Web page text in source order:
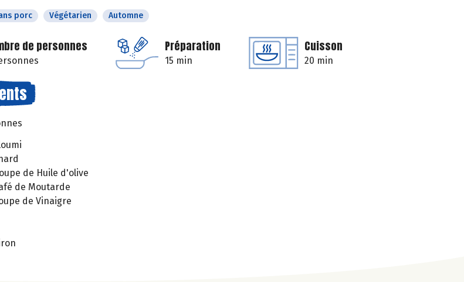
porc Végétarien Automne
de personnes Préparation
15 min
Cuisson
20 min
de Huile d'olive
de Moutarde
de Vinaigre